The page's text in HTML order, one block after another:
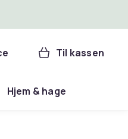
Til kassen
Hjem & hage